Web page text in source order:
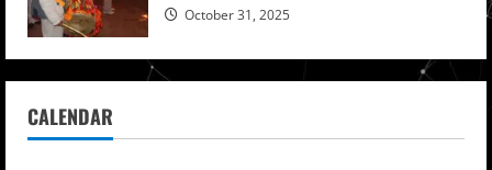
October 31, 2025
CALENDAR